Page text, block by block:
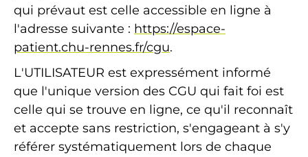
qui prévaut est celle accessible en ligne à
l'adresse suivante : https://espace-
patient.chu-rennes.fr/cgu.
L'UTILISATEUR est expressément informé
que l'unique version des CGU qui fait foi est
celle qui se trouve en ligne, ce qu'il reconnaît
et accepte sans restriction, s'engageant à s'y
référer systématiquement lors de chaque